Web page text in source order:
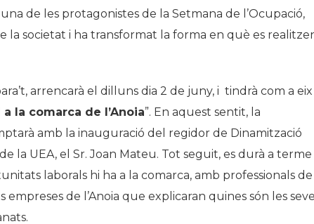
de les protagonistes de la Setmana de l’Ocupació,
la societat i ha transformat la forma en què es
arrencarà el dilluns dia 2 de juny, i tindrà com a eix
la comarca de l’Anoia”. En aquest sentit, la
amb la inauguració del regidor de Dinamització
la UEA, el Sr. Joan Mateu. Tot seguit, es durà a terme
laborals hi ha a la comarca, amb professionals de
de l’Anoia que explicaran quines són les